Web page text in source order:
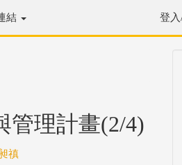
結 登
管理計畫(2/4)
禛